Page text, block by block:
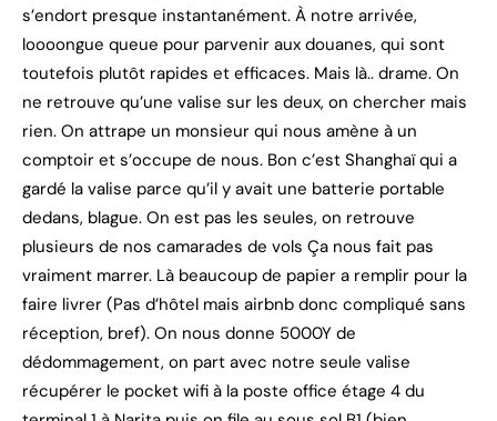
s’endort presque instantanément. À notre arrivée,
loooongue queue pour parvenir aux douanes, qui sont
toutefois plutôt rapides et efficaces. Mais là.. drame. On
ne retrouve qu’une valise sur les deux, on chercher mais
rien. On attrape un monsieur qui nous amène à un
comptoir et s’occupe de nous. Bon c’est Shanghaï qui a
gardé la valise parce qu’il y avait une batterie portable
dedans, blague. On est pas les seules, on retrouve
plusieurs de nos camarades de vols Ça nous fait pas
vraiment marrer. Là beaucoup de papier a remplir pour la
faire livrer (Pas d’hôtel mais airbnb donc compliqué sans
réception, bref). On nous donne 5000Y de
dédommagement, on part avec notre seule valise
récupérer le pocket wifi à la poste office étage 4 du